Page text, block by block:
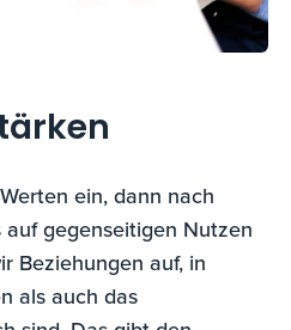
ein, dann nach
gegenseitigen Nutzen
Beziehungen auf, in
als auch das